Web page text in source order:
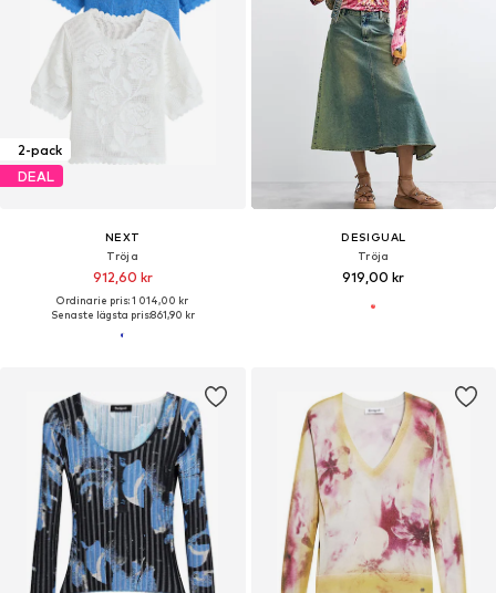
2-pack
DEAL
NEXT
Tröja
912,60 kr
Ordinarie pris: 1 014,00 kr
Senaste lägsta pris:861,90 kr
DESIGUAL
Tröja
919,00 kr